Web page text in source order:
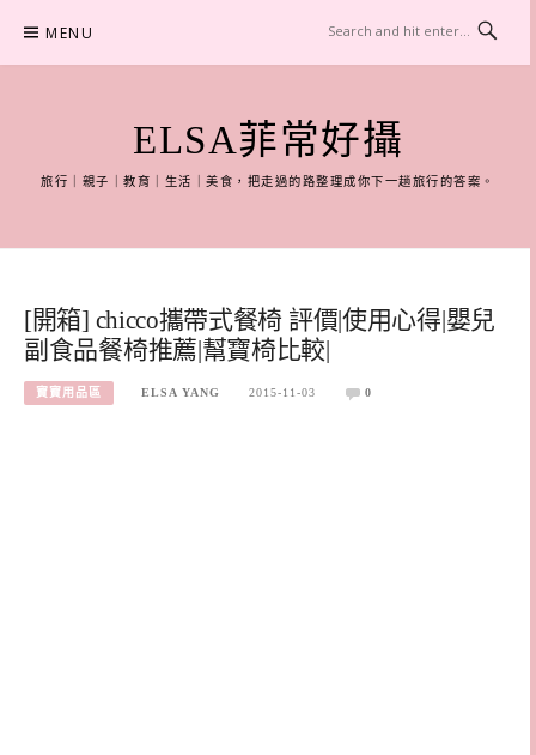
content
MENU
ELSA菲常好攝
旅行｜親子｜教育｜生活｜美食，把走過的路整理成你下一趟旅行的答案。
[開箱] chicco攜帶式餐椅 評價|使用心得|嬰兒
副食品餐椅推薦|幫寶椅比較|
寶寶用品區 ELSA YANG 2015-11-03 0